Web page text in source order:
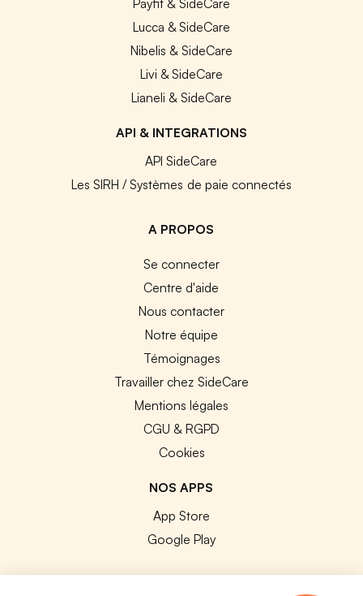
Lucca & SideCare
Nibelis & SideCare
Livi & SideCare
Lianeli & SideCare
API & INTEGRATIONS
API SideCare
Les SIRH / Systèmes de paie connectés
A PROPOS
Se connecter
Centre d'aide
Nous contacter
Notre équipe
Témoignages
Travailler chez SideCare
Mentions légales
CGU & RGPD
Cookies
NOS APPS
App Store
Google Play